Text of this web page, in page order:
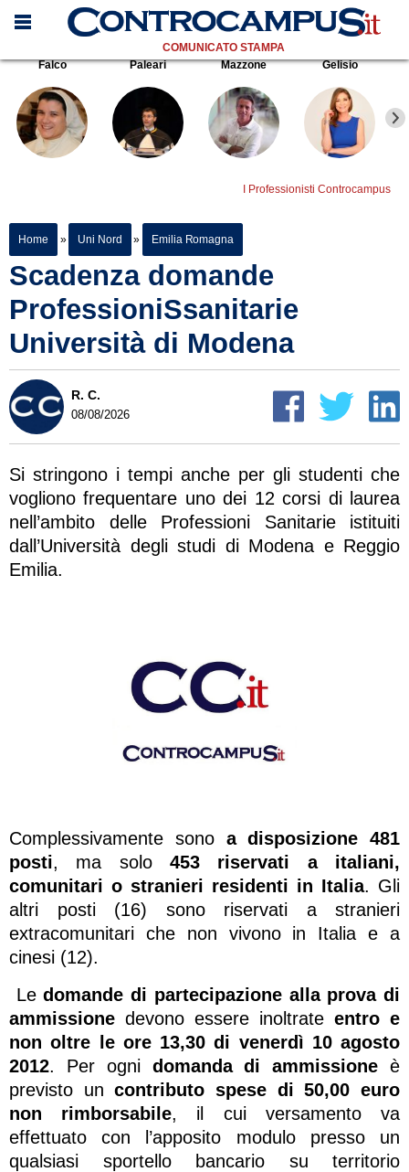
COMUNICATO STAMPA
Falco
Paleari Mazzone Gelisio
I Professionisti Controcampus
Home » Uni Nord » Emilia Romagna
Scadenza domande
ProfessioniSsanitarie
Università di Modena
R. C.
08/08/2026
Si stringono i tempi anche per gli studenti che
vogliono frequentare uno dei 12 corsi di laurea
nell’ambito delle Professioni Sanitarie istituiti
dall’Università degli studi di Modena e Reggio
Emilia.
Complessivamente sono a disposizione 481
posti, ma solo 453 riservati a italiani,
comunitari o stranieri residenti in Italia. Gli
altri posti (16) sono riservati a stranieri
extracomunitari che non vivono in Italia e a
cinesi (12).
Ledomande di partecipazione alla prova di
ammissione devono essere inoltrate entro e
non oltre le ore 13,30 di venerdì 10 agosto
2012. Per ogni domanda di ammissione è
previsto uncontributo spese di 50,00 euro
non rimborsabile, il cui versamento va
effettuato con l’apposito modulo presso un
qualsiasi sportello bancario su territorio